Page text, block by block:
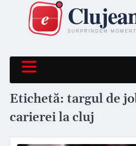
content
Etichetă: targul de
carierei la cluj